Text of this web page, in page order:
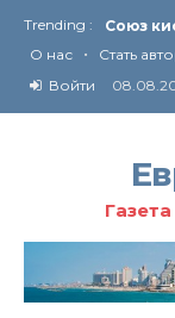
Trending :
О нас • Стать
Войти